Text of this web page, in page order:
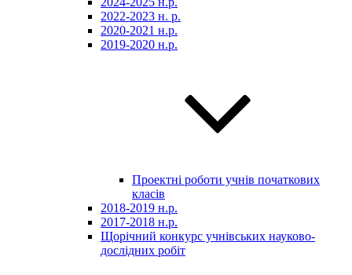
2022-2023 н. р.
2020-2021 н.р.
2019-2020 н.р.
Проектні роботи учнів початкових
класів
2018-2019 н.р.
2017-2018 н.р.
Щорічний конкурс учнівських науково-
дослідних робіт